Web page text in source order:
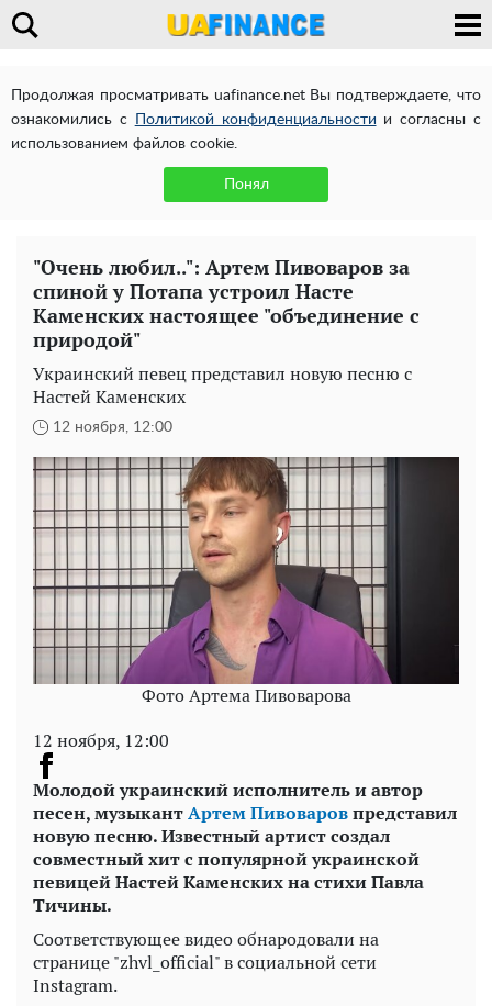
Продолжая просматривать uafinance.net Вы подтверждаете, что
ознакомились с
Политикой конфиденциальности и согласны с
использованием файлов cookie.
Понял
"Очень любил..": Артем Пивоваров за
спиной у Потапа устроил Насте
Каменских настоящее "объединение с
природой"
Украинский певец представил новую песню с
Настей Каменских
12 ноября, 12:00
Фото Артема Пивоварова
12 ноября, 12:00
Молодой украинский исполнитель и автор
песен, музыкантАртем Пивоваровпредставил
новую песню. Известный артист создал
совместный хит с популярной украинской
певицей Настей Каменских на стихи Павла
Тичины.
Соответствующее видео обнародовали на
странице "zhvl_official" в социальной сети
Instagram.